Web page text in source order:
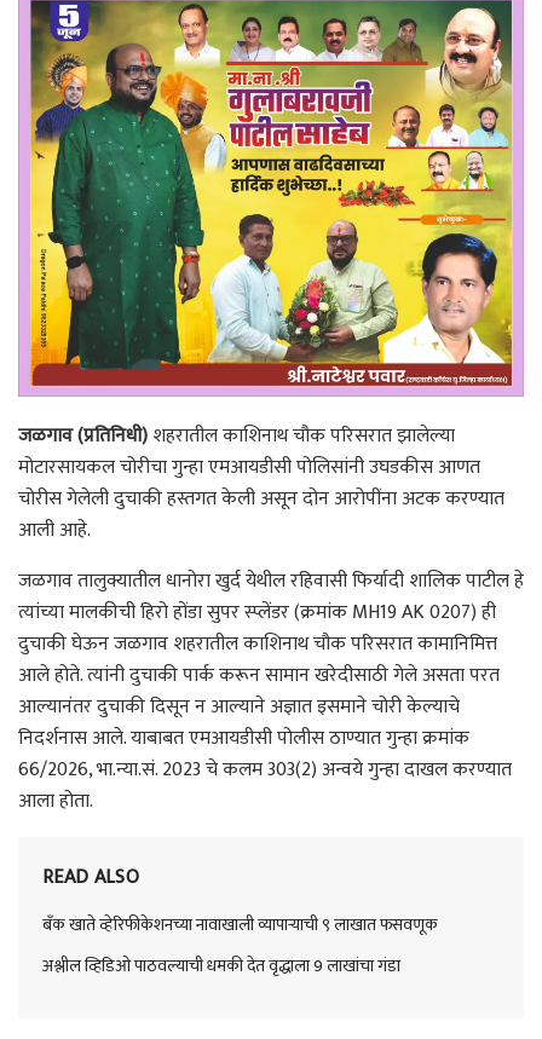
जळगाव (प्रतिनिधी)शहरातील काशिनाथ चौक परिसरात झालेल्या
मोटारसायकल चोरीचा गुन्हा एमआयडीसी पोलिसांनी उघडकीस आणत
चोरीस गेलेली दुचाकी हस्तगत केली असून दोन आरोपींना अटक करण्यात
आली आहे.
जळगाव तालुक्यातील धानोरा खुर्द येथील रहिवासी फिर्यादी शालिक पाटील हे
त्यांच्या मालकीची हिरो होंडा सुपर स्प्लेंडर (क्रमांक MH19 AK 0207) ही
दुचाकी घेऊन जळगाव शहरातील काशिनाथ चौक परिसरात कामानिमित्त
आले होते. त्यांनी दुचाकी पार्क करून सामान खरेदीसाठी गेले असता परत
आल्यानंतर दुचाकी दिसून न आल्याने अज्ञात इसमाने चोरी केल्याचे
निदर्शनास आले. याबाबत एमआयडीसी पोलीस ठाण्यात गुन्हा क्रमांक
66/2026, भा.न्या.सं. 2023 चे कलम 303(2) अन्वये गुन्हा दाखल करण्यात
आला होता.
READ ALSO
बँक खाते व्हेरिफीकेशनच्या नावाखाली व्यापाऱ्याची ९ लाखात फसवणूक
अश्लील व्हिडिओ पाठवल्याची धमकी देत वृद्धाला 9 लाखांचा गंडा